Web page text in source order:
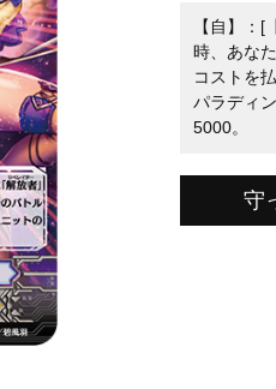
【自】：
時、あな
コストを
パラディ
5000。
守